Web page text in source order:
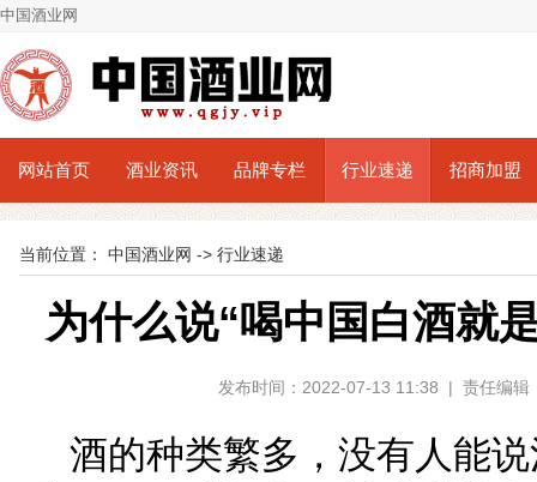
中国酒业网
网站首页 酒业资讯 品牌专栏 行业速递 招商加盟
当前位置： 中国酒业网 -> 行业速递
为什么说“喝中国白酒就
发布时间：2022-07-13 11:38 | 责任编
酒的种类繁多，没有人能